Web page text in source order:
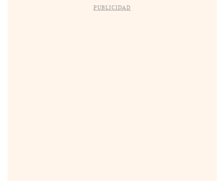
PUBLICIDAD